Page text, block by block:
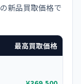
新品買取価格で
最高買取価格